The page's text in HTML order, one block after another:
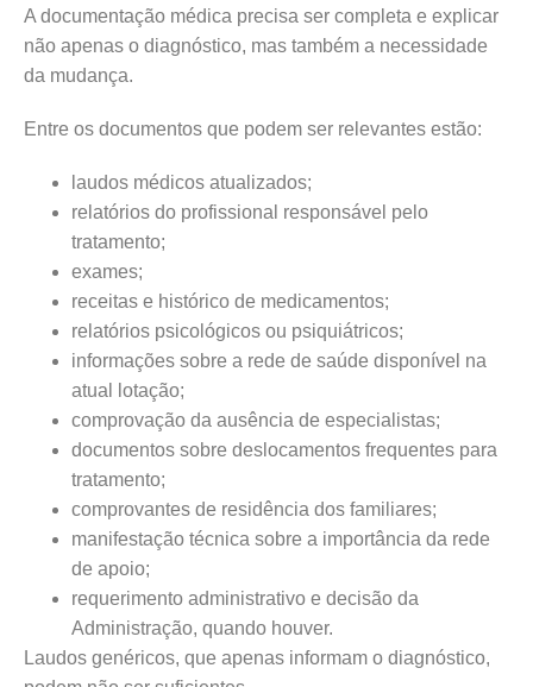
A documentação médica precisa ser completa e explicar
não apenas o diagnóstico, mas também a necessidade
da mudança.
Entre os documentos que podem ser relevantes estão:
laudos médicos atualizados;
relatórios do profissional responsável pelo
tratamento;
exames;
receitas e histórico de medicamentos;
relatórios psicológicos ou psiquiátricos;
informações sobre a rede de saúde disponível na
atual lotação;
comprovação da ausência de especialistas;
documentos sobre deslocamentos frequentes para
tratamento;
comprovantes de residência dos familiares;
manifestação técnica sobre a importância da rede
de apoio;
requerimento administrativo e decisão da
Administração, quando houver.
Laudos genéricos, que apenas informam o diagnóstico,